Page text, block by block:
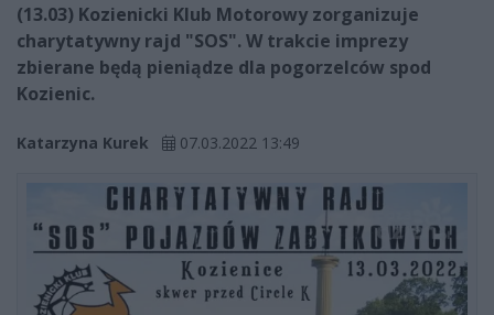
(13.03) Kozienicki Klub Motorowy zorganizuje
charytatywny rajd "SOS". W trakcie imprezy
zbierane będą pieniądze dla pogorzelców spod
Kozienic.
Katarzyna Kurek 07.03.2022 13:49